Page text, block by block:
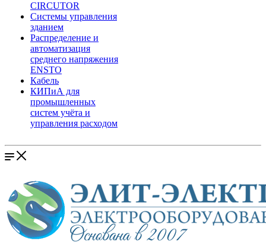
CIRCUTOR
Системы управления
зданием
Распределение и
автоматизация
среднего напряжения
ENSTO
Кабель
КИПиА для
промышленных
систем учёта и
управления расходом